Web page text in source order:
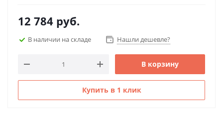
12 784 руб.
В наличии на складе Нашли дешевле?
В корзину
Купить в 1 клик